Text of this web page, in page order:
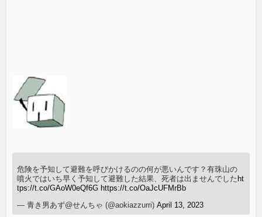
危険を予知して避難を呼びかけるのの何が悪いんです？有珠山の
噴火ではいち早く予知して避難した結果、死者は出ませんでしたht
tps://t.co/GAoW0eQf6G https://t.co/OaJcUFMrBb
— 青き男あず@せんちゃ (@aokiazzurri)April 13, 2023